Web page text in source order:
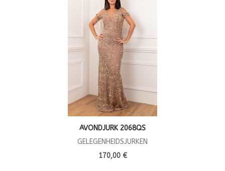
AVONDJURK 2068QS
GELEGENHEIDSJURKEN
170,00 €